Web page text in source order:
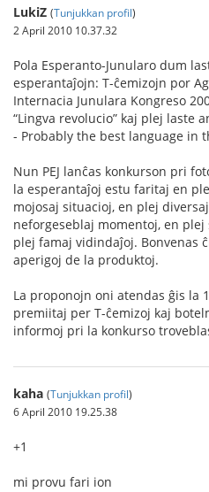
LukiZ (Tunjukkan profil)
2 April 2010 10.37.32
Pola Esperanto-Junularo dum
esperantaĵojn: T-ĉemizojn por
Internacia Junulara Kongreso
“Lingva revolucio” kaj plej laste
- Probably the best language in
Nun PEJ lanĉas konkurson pri
la esperantaĵoj estu faritaj en
mojosaj situacioj, en plej
neforgeseblaj momentoj, en
plej famaj vidindaĵoj. Bonvenas
aperigoj de la produktoj.
La proponojn oni atendas ĝis la
premiitaj per T-ĉemizoj kaj
informoj pri la konkurso
kaha (Tunjukkan profil)
6 April 2010 19.25.38
+1
mi provu fari ion